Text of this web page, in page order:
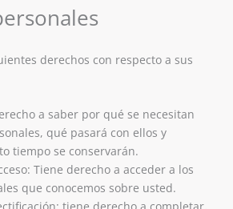
derechos con respecto a sus
a saber por qué se necesitan
qué pasará con ellos y
tiempo se conservarán.
Tiene derecho a acceder a los
que conocemos sobre usted.